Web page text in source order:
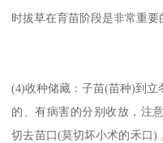
时拔草在育苗阶段是非常重要
(4)收种储藏：子苗(苗种)到
的、有病害的分别收放，注
切去苗口(莫切坏小术的禾口)